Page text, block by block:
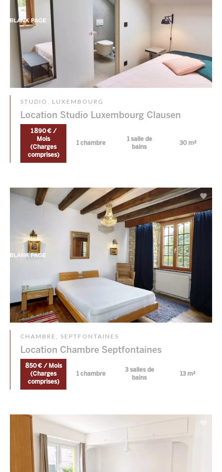
STUDIO, LUXEMBOURG
Location Studio Luxembourg Clausen
1 890 € /
Mois
(Charges
comprises)
1 chambre
1 salle de
bains
30 m²
CHAMBRE, SEPTFONTAINES
Location Chambre Septfontaines
850 € / Mois
(Charges
comprises)
1 chambre
3 salles de
bains
13 m²